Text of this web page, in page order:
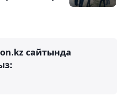
сайтында